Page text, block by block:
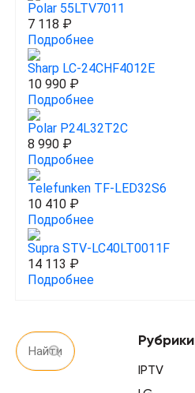
Polar 55LTV7011
7 118 ₽
Подробнее
Sharp LC-24CHF4012E
10 990 ₽
Подробнее
Polar P24L32T2C
8 990 ₽
Подробнее
Telefunken TF-LED32S6
10 410 ₽
Подробнее
Supra STV-LC40LT0011F
14 113 ₽
Подробнее
Рубрики
IPTV